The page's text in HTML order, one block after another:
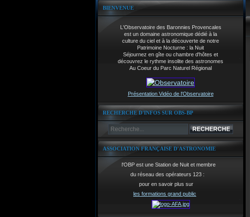
BIENVENUE
L'Observatoire des Baronnies Provencales
est un domaine astronomique dédié à la
culture du ciel et à la découverte de notre
Patrimoine Nocturne : la Nuit
Séjournez en gîte ou chambre d'hôtes et
découvrez le rythme insolite des astronomes
Au Coeur du Parc Naturel Régional
Présentation Vidéo de l'Observatoire
RECHERCHE D'INFOS SUR OBS-BP
ASSOCIATION FRANÇAISE D'ASTRONOMIE
l'OBP est une Station de Nuit et membre
du réseau des opérateurs 123 :
pour en savoir plus sur
les formations grand public